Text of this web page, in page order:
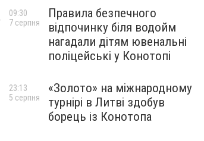
Правила безпечного
відпочинку біля водойм
нагадали дітям ювенальні
поліцейські у Конотопі
09:30
7 серпня
«Золото» на міжнародному
турнірі в Литві здобув
борець із Конотопа
23:13
5 серпня